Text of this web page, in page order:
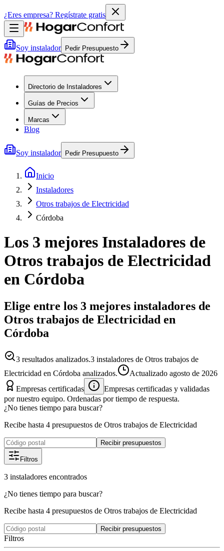
¿Eres empresa? Regístrate gratis
Soy instalador Pedir Presupuesto
Directorio de Instaladores
Guías de Precios
Marcas
Blog
Soy instalador Pedir Presupuesto
Inicio
Instaladores
Otros trabajos de Electricidad
Córdoba
Los 3 mejores Instaladores de
Otros trabajos de Electricidad
en Córdoba
Elige entre los 3 mejores instaladores de
Otros trabajos de Electricidad en
Córdoba
3 resultados analizados.3 instaladores de Otros trabajos de
Electricidad en Córdoba analizados.
Actualizado agosto de 2026
Empresas certificadas
Empresas certificadas y validadas
por nuestro equipo. Ordenadas por tiempo de respuesta.
¿No tienes tiempo para buscar?
Recibe hasta 4 presupuestos de Otros trabajos de Electricidad
Recibir presupuestos
Filtros
3 instaladores encontrados
¿No tienes tiempo para buscar?
Recibe hasta 4 presupuestos de Otros trabajos de Electricidad
Recibir presupuestos
Filtros